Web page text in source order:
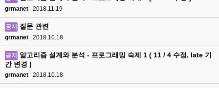
grmanet 2018.11.19
공지 질문 관련
grmanet 2018.10.18
공지
알고리즘 설계와 분석 - 프로그래밍 숙제 1 ( 11 / 4 수정, late 기
간 변경 )
grmanet 2018.10.18